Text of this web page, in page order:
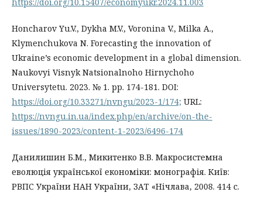
Honcharov Yu.V., Dykha M.V., Voronina V., Milka A.,
Klymenchukova N. Forecasting the innovation of
Ukraine’s economic development in a global dimension.
Naukovyi Visnyk Natsionalnoho Hirnychoho
Universytetu. 2023. № 1. pp. 174-181. DOI:
https://doi.org/10.33271/nvngu/2023-1/174; URL:
https://nvngu.in.ua/index.php/en/archive/on-the-
issues/1890-2023/content-1-2023/6496-174
Данилишин Б.М., Микитенко В.В. Макросистемна
еволюція української економіки: монографія. Київ:
РВПС України НАН України, ЗАТ «Нічлава, 2008. 414 с.